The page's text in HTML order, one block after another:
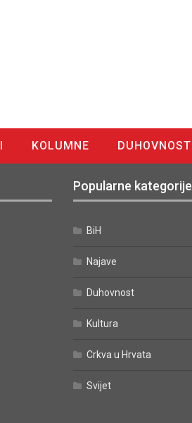
KOLUMNE DUHOVNOST
Popularne kategorije
BiH
Najave
Duhovnost
Kultura
Crkva u Hrvata
Svijet